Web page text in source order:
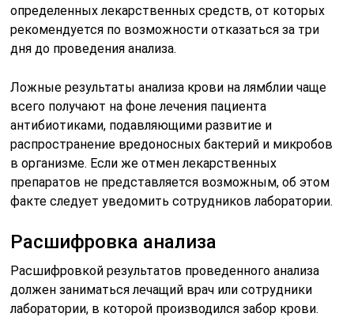
определенных лекарственных средств, от которых
рекомендуется по возможности отказаться за три
дня до проведения анализа.
Ложные результаты анализа крови на лямблии чаще
всего получают на фоне лечения пациента
антибиотиками, подавляющими развитие и
распространение вредоносных бактерий и микробов
в организме. Если же отмен лекарственных
препаратов не представляется возможным, об этом
факте следует уведомить сотрудников лаборатории.
Расшифровка анализа
Расшифровкой результатов проведенного анализа
должен заниматься лечащий врач или сотрудники
лаборатории, в которой производился забор крови.